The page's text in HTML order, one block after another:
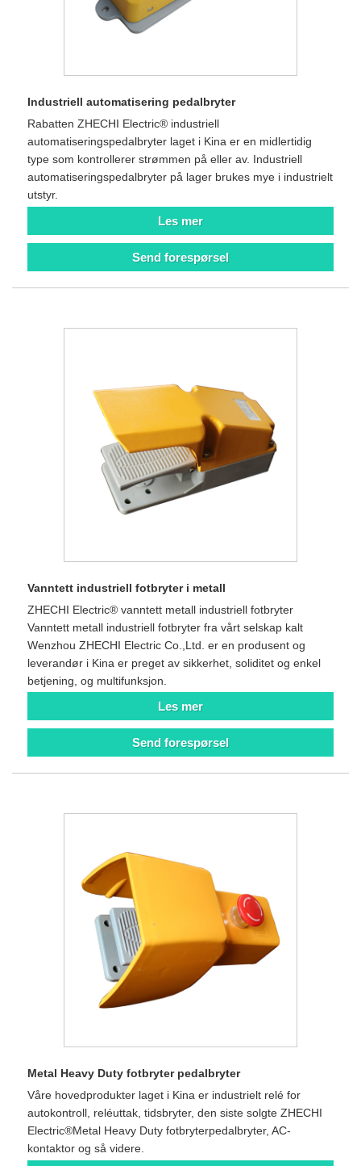
Industriell automatisering pedalbryter
Rabatten ZHECHI Electric® industriell
automatiseringspedalbryter laget i Kina er en midlertidig
type som kontrollerer strømmen på eller av. Industriell
automatiseringspedalbryter på lager brukes mye i industrielt
utstyr.
Les mer
Send forespørsel
Vanntett industriell fotbryter i metall
ZHECHI Electric® vanntett metall industriell fotbryter
Vanntett metall industriell fotbryter fra vårt selskap kalt
Wenzhou ZHECHI Electric Co.,Ltd. er en produsent og
leverandør i Kina er preget av sikkerhet, soliditet og enkel
betjening, og multifunksjon.
Les mer
Send forespørsel
Metal Heavy Duty fotbryter pedalbryter
Våre hovedprodukter laget i Kina er industrielt relé for
autokontroll, reléuttak, tidsbryter, den siste solgte ZHECHI
Electric®Metal Heavy Duty fotbryterpedalbryter, AC-
kontaktor og så videre.